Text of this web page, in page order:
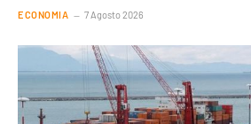
ECONOMIA 7 Agosto 2026